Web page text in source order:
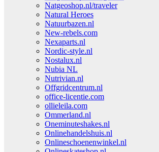
Natgeoshop.nl/traveler
Natural Heroes
Natuurbazen.nl
New-rebels.com
Nexaparts.nl
Nordic-style.nl
Nostalux.nl
Nubia NL
Nutrivian.nl
Offgridcentrum.nl
office-licentie.com
ollieleila.com
Ommerland.nl
Oneminuteshakes.nl
Onlinehandelshuis.nl
Onlineschoenenwinkel.nl